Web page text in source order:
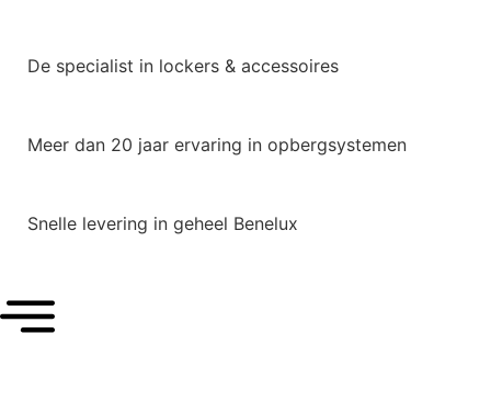
De specialist in lockers & accessoires
Meer dan 20 jaar ervaring in opbergsystemen
Snelle levering in geheel Benelux